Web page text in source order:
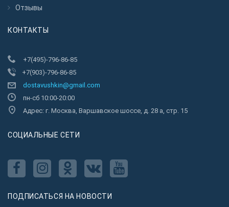
Отзывы
КОНТАКТЫ
+7(495)-796-86-85
+7(903)-796-86-85
dostavushkin@gmail.com
пн-сб 10:00-20:00
Адрес: г. Москва, Варшавское шоссе, д. 28 а, стр. 15
CОЦИАЛЬНЫЕ СЕТИ
ПОДПИСАТЬСЯ НА НОВОСТИ